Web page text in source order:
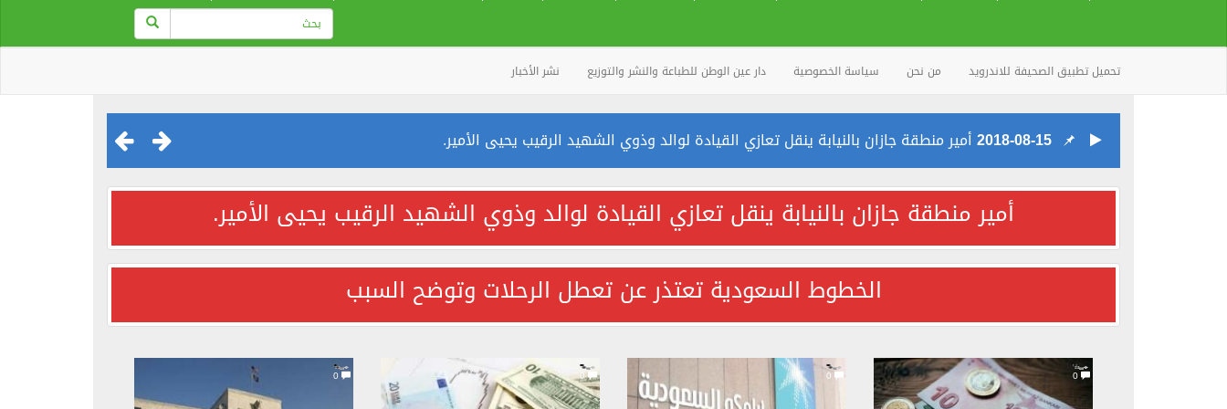
تحميل تطبيق الصحيفة للاندرويد من نحن سياسة الخصوصية دار عين الوطن للطباعة والنشر والتوزيع نشر الأخبار
2018-08-15أمير منطقة جازان بالنيابة ينقل تعازي القيادة لوالد وذوي الشهيد الرقيب يحيى الأمير.
2018-08-15الخطوط السعودية تعتذر عن تعطل الرحلات وتوضح السبب
2018-08-15اللجنة المنظمة تعقد اجتماعأ تنسيقيأ لممثلي منتخبات المجموعة السادسة
مصرع شخص وإصابة 14 إثر حادثَيْن مروريَّيْن بأبها
2018-08-14” الكهرباء ” تؤكد: فاتورة الـ400 ريال تفصل التيار
أمير منطقة جازان بالنيابة ينقل تعازي القيادة لوالد وذوي الشهيد الرقيب يحيى الأمير.
الخطوط السعودية تعتذر عن تعطل الرحلات وتوضح السبب
0